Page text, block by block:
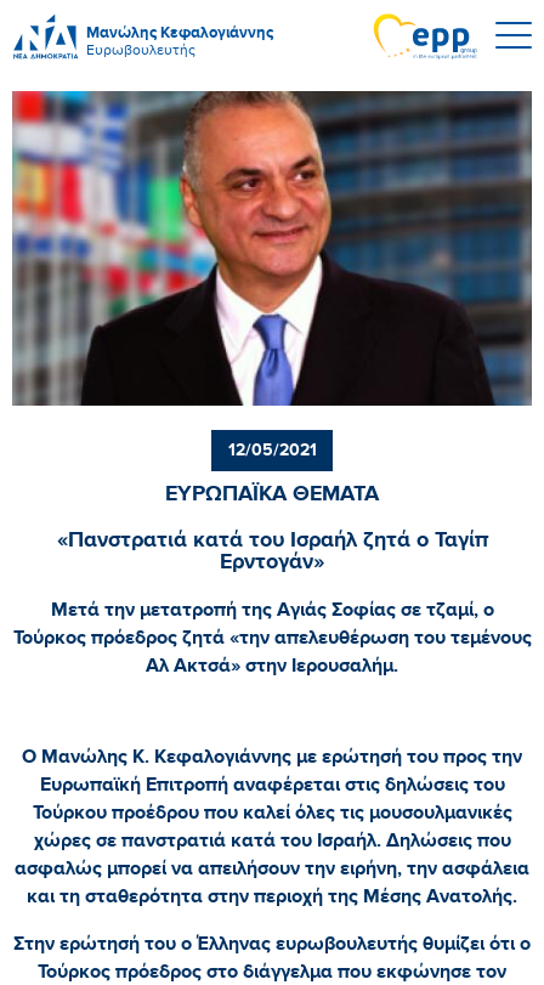
Μανώλης Κεφαλογιάννης
Ευρωβουλευτής
12/05/2021
ΕΥΡΩΠΑΪΚΑ ΘΕΜΑΤΑ
«Πανστρατιά κατά του Ισραήλ ζητά ο Ταγίπ
Ερντογάν»
Μετά την μετατροπή της Αγιάς Σοφίας σε τζαμί, ο
Τούρκος πρόεδρος ζητά «την απελευθέρωση του τεμένους
Αλ Ακτσά» στην Ιερουσαλήμ.
Ο Μανώλης Κ. Κεφαλογιάννης με ερώτησή του προς την
Ευρωπαϊκή Επιτροπή αναφέρεται στις δηλώσεις του
Τούρκου προέδρου που καλεί όλες τις μουσουλμανικές
χώρες σε πανστρατιά κατά του Ισραήλ. Δηλώσεις που
ασφαλώς μπορεί να απειλήσουν την ειρήνη, την ασφάλεια
και τη σταθερότητα στην περιοχή της Μέσης Ανατολής.
Στην ερώτησή του ο Έλληνας ευρωβουλευτής θυμίζει ότι ο
Τούρκος πρόεδρος στο διάγγελμα που εκφώνησε τον